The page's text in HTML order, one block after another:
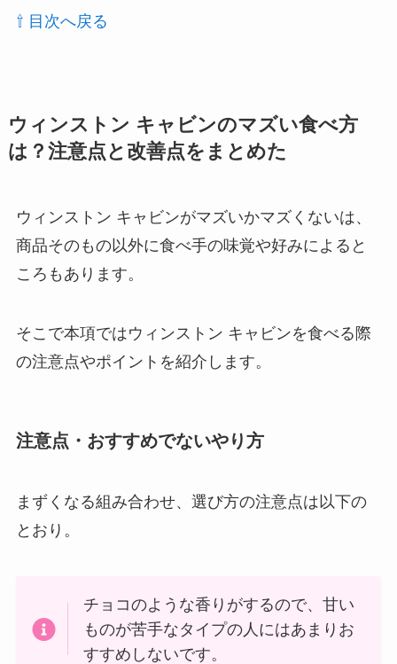
⇧ 目次へ戻る
ウィンストン キャビンのマズい食べ方
は？注意点と改善点をまとめた
ウィンストン キャビンがマズいかマズくないは、
商品そのもの以外に食べ手の味覚や好みによると
ころもあります。
そこで本項ではウィンストン キャビンを食べる際
の注意点やポイントを紹介します。
注意点・おすすめでないやり方
まずくなる組み合わせ、選び方の注意点は以下の
とおり。
チョコのような香りがするので、甘い
ものが苦手なタイプの人にはあまりお
すすめしないです。